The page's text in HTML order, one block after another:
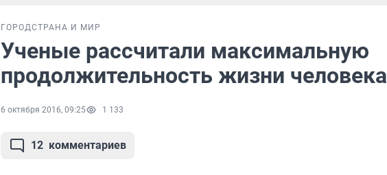
ГОРОДСТРАНА И МИР
Ученые рассчитали максимальную
продолжительность жизни человека
6 октября 2016, 09:25 1 133
12 комментариев